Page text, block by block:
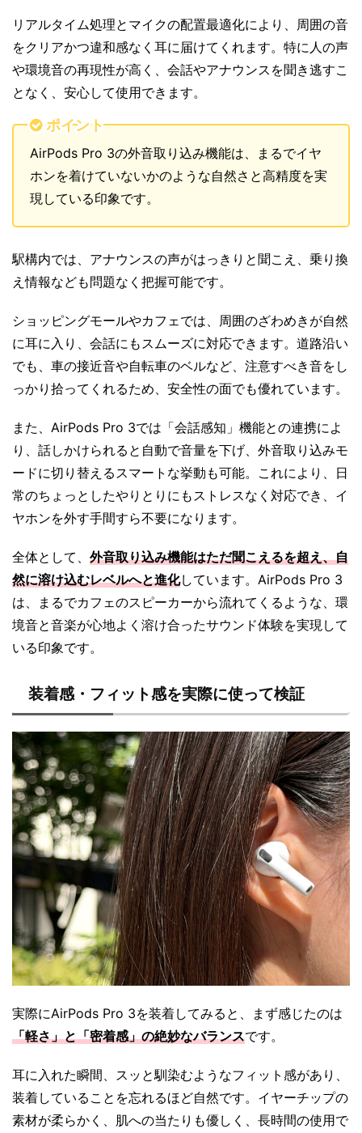
リアルタイム処理とマイクの配置最適化により、周囲の音
をクリアかつ違和感なく耳に届けてくれます。特に人の声
や環境音の再現性が高く、会話やアナウンスを聞き逃すこ
となく、安心して使用できます。
ポイント
AirPods Pro 3の外音取り込み機能は、まるでイヤ
ホンを着けていないかのような自然さと高精度を実
現している印象です。
駅構内では、アナウンスの声がはっきりと聞こえ、乗り換
え情報なども問題なく把握可能です。
ショッピングモールやカフェでは、周囲のざわめきが自然
に耳に入り、会話にもスムーズに対応できます。道路沿い
でも、車の接近音や自転車のベルなど、注意すべき音をし
っかり拾ってくれるため、安全性の面でも優れています。
また、AirPods Pro 3では「会話感知」機能との連携によ
り、話しかけられると自動で音量を下げ、外音取り込みモ
ードに切り替えるスマートな挙動も可能。これにより、日
常のちょっとしたやりとりにもストレスなく対応でき、イ
ヤホンを外す手間すら不要になります。
全体として、 外音取り込み機能はただ聞こえるを超え、自
然に溶け込むレベルへと進化しています。AirPods Pro 3
は、まるでカフェのスピーカーから流れてくるような、環
境音と音楽が心地よく溶け合ったサウンド体験を実現して
いる印象です。
装着感・フィット感を実際に使って検証
実際にAirPods Pro 3を装着してみると、まず感じたのは
「軽さ」と「密着感」の絶妙なバランスです。
耳に入れた瞬間、スッと馴染むようなフィット感があり、
装着していることを忘れるほど自然です。イヤーチップの
素材が柔らかく、肌への当たりも優しく、長時間の使用で